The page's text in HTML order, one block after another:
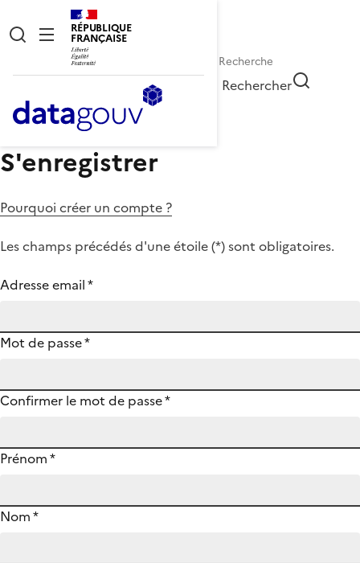
RÉPUBLIQUE
FRANÇAISE
Rechercher
S'enregistrer
Pourquoi créer un compte ?
Les champs précédés d'une étoile (*) sont obligatoires.
Adresse email*
Mot de passe*
Confirmer le mot de passe*
Prénom*
Nom*